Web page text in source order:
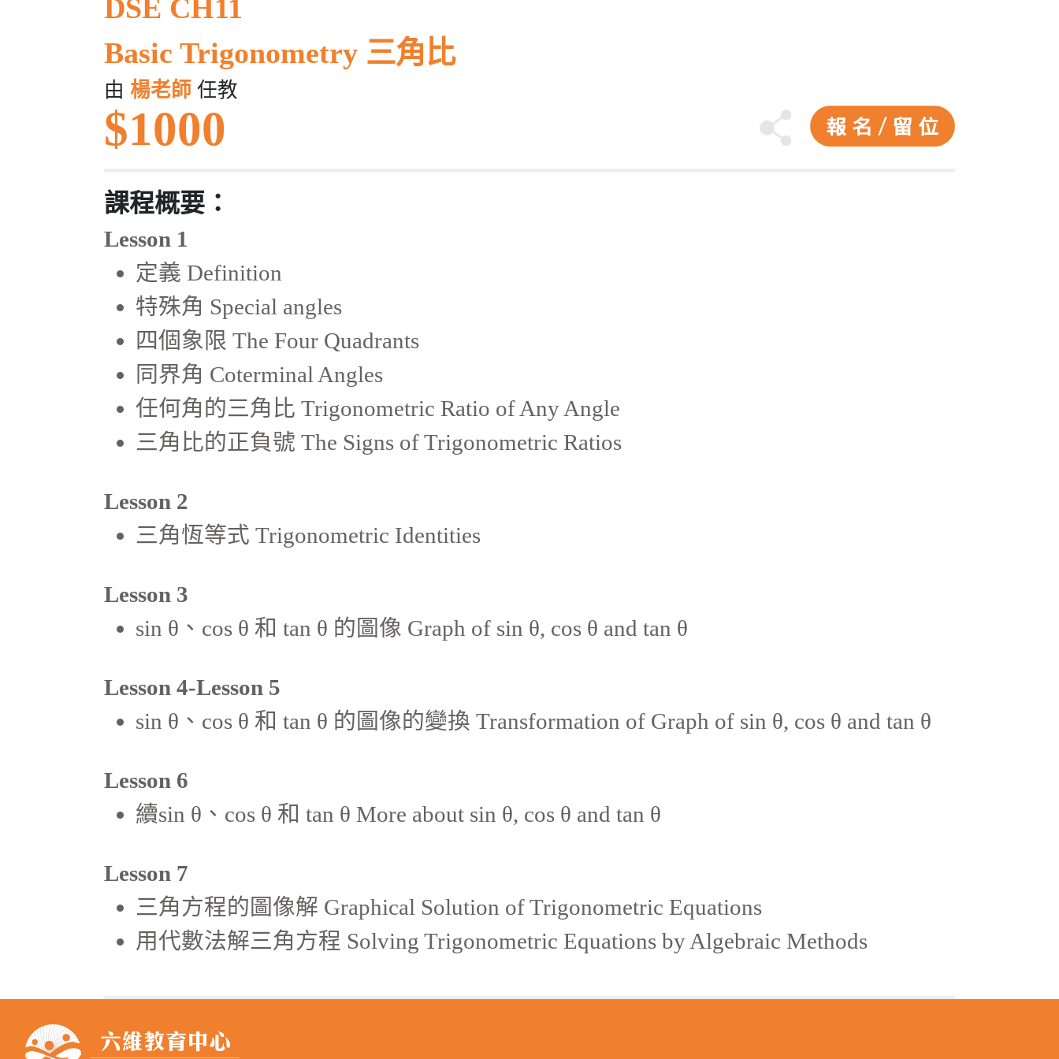
DSE CH11
Basic Trigonometry 三角比
由 楊老師 任教
$1000
課程概要：
Lesson 1
定義 Definition
特殊角 Special angles
四個象限 The Four Quadrants
同界角 Coterminal Angles
任何角的三角比 Trigonometric Ratio of Any Angle
三角比的正負號 The Signs of Trigonometric Ratios
Lesson 2
三角恆等式 Trigonometric Identities
Lesson 3
sin θ、cos θ 和 tan θ 的圖像 Graph of sin θ, cos θ and tan θ
Lesson 4-Lesson 5
sin θ、cos θ 和 tan θ 的圖像的變換 Transformation of Graph of sin θ, cos θ and tan θ
Lesson 6
續sin θ、cos θ 和 tan θ More about sin θ, cos θ and tan θ
Lesson 7
三角方程的圖像解 Graphical Solution of Trigonometric Equations
用代數法解三角方程 Solving Trigonometric Equations by Algebraic Methods